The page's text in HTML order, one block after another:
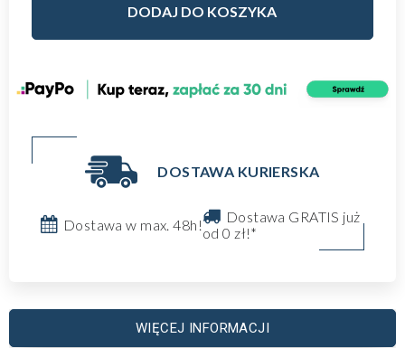
DODAJ DO KOSZYKA
DOSTAWA KURIERSKA
Dostawa w max. 48h!
Dostawa GRATIS już
od 0 zł!*
WIĘCEJ INFORMACJI